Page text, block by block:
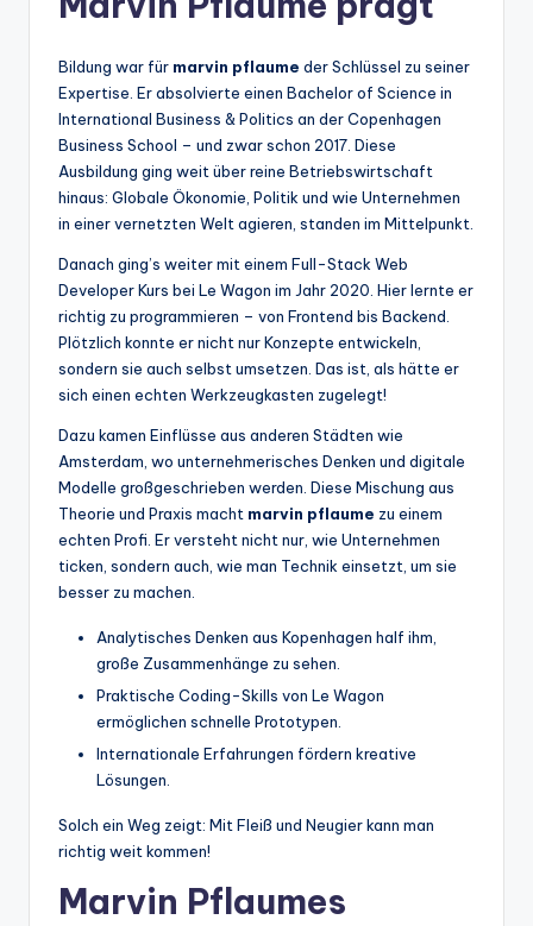
Bildung war für marvin pflaume der Schlüssel zu seiner
Expertise. Er absolvierte einen Bachelor of Science in
International Business & Politics an der Copenhagen
Business School – und zwar schon 2017. Diese
Ausbildung ging weit über reine Betriebswirtschaft
hinaus: Globale Ökonomie, Politik und wie Unternehmen
in einer vernetzten Welt agieren, standen im Mittelpunkt.
Danach ging’s weiter mit einem Full-Stack Web
Developer Kurs bei Le Wagon im Jahr 2020. Hier lernte er
richtig zu programmieren – von Frontend bis Backend.
Plötzlich konnte er nicht nur Konzepte entwickeln,
sondern sie auch selbst umsetzen. Das ist, als hätte er
sich einen echten Werkzeugkasten zugelegt!
Dazu kamen Einflüsse aus anderen Städten wie
Amsterdam, wo unternehmerisches Denken und digitale
Modelle großgeschrieben werden. Diese Mischung aus
Theorie und Praxis macht marvin pflaume zu einem
echten Profi. Er versteht nicht nur, wie Unternehmen
ticken, sondern auch, wie man Technik einsetzt, um sie
besser zu machen.
Analytisches Denken aus Kopenhagen half ihm,
große Zusammenhänge zu sehen.
Praktische Coding-Skills von Le Wagon
ermöglichen schnelle Prototypen.
Internationale Erfahrungen fördern kreative
Lösungen.
Solch ein Weg zeigt: Mit Fleiß und Neugier kann man
richtig weit kommen!
Marvin Pflaumes